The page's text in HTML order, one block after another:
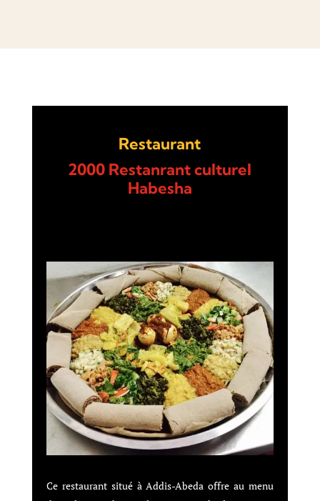
Restaurant
2000 Restanrant culturel
Habesha
Ce restaurant situé à Addis-Abeda offre au menu